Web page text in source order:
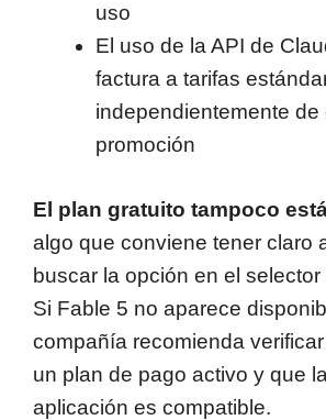
uso
El uso de la API de
factura a tarifas
independientemente de
promoción
El plan gratuito tampoco
algo que conviene tener claro
buscar la opción en el
Si Fable 5 no aparece
compañía recomienda
un plan de pago activo y que
aplicación es compatible.